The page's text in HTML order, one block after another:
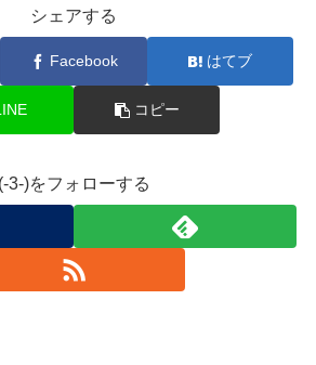
シェアする
Facebook はてブ
コピー
(-3-)をフォローする